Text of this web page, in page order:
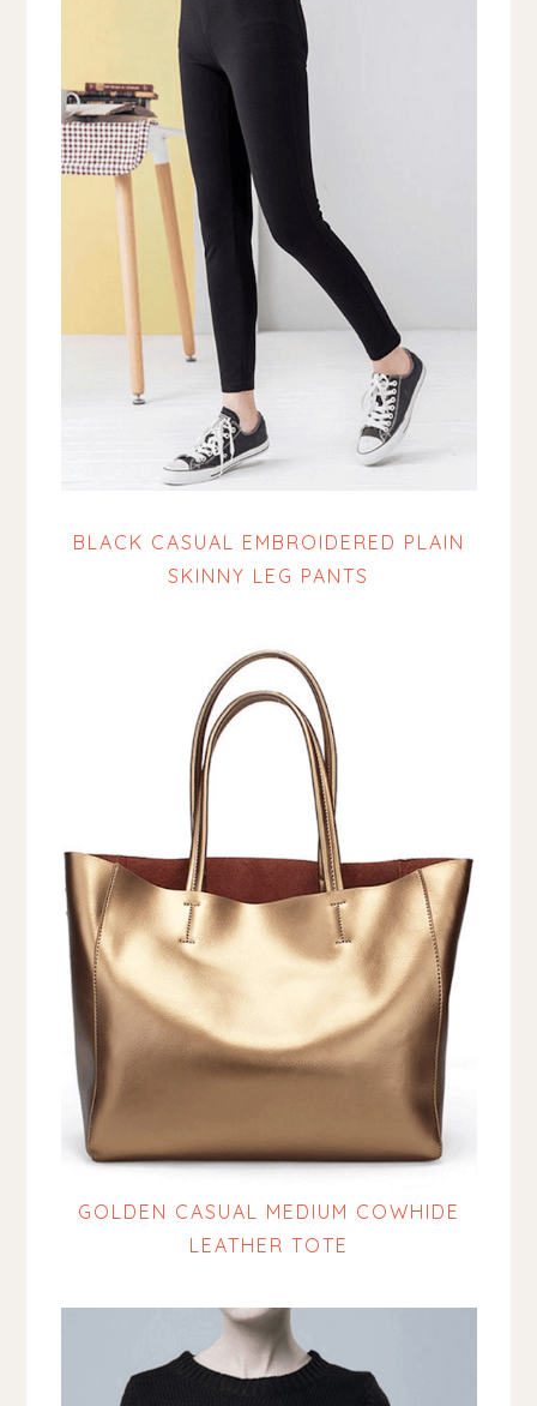
BLACK CASUAL EMBROIDERED PLAIN
SKINNY LEG PANTS
GOLDEN CASUAL MEDIUM COWHIDE
LEATHER TOTE